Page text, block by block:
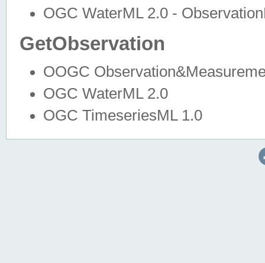
OGC WaterML 2.0 -
GetObservation
OOGC
OGC WaterML 2.0
OGC TimeseriesML 1.0